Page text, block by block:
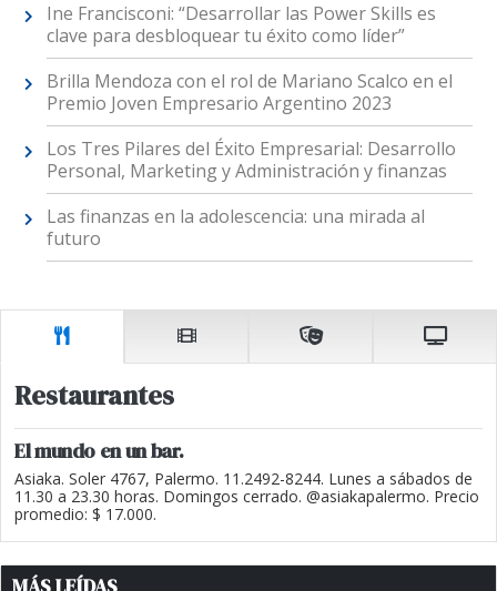
Ine Francisconi: “Desarrollar las Power Skills es
clave para desbloquear tu éxito como líder”
Brilla Mendoza con el rol de Mariano Scalco en el
Premio Joven Empresario Argentino 2023
Los Tres Pilares del Éxito Empresarial: Desarrollo
Personal, Marketing y Administración y finanzas
Las finanzas en la adolescencia: una mirada al
futuro
Restaurantes
El mundo en un bar.
Asiaka. Soler 4767, Palermo. 11.2492-8244. Lunes a sábados de
11.30 a 23.30 horas. Domingos cerrado. @asiakapalermo. Precio
promedio: $ 17.000.